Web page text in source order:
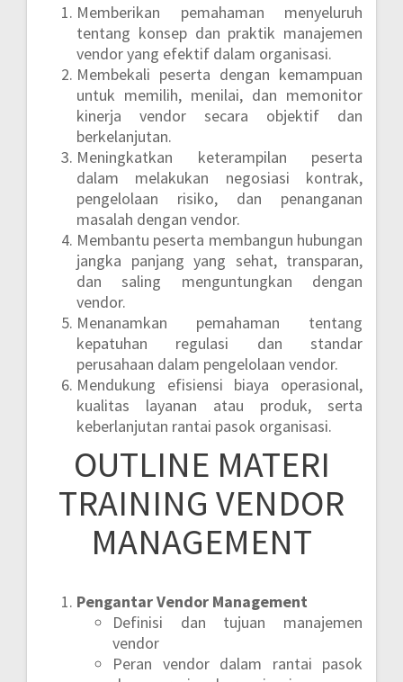
Memberikan pemahaman menyeluruh
tentang konsep dan praktik manajemen
vendor yang efektif dalam organisasi.
Membekali peserta dengan kemampuan
untuk memilih, menilai, dan memonitor
kinerja vendor secara objektif dan
berkelanjutan.
Meningkatkan keterampilan peserta
dalam melakukan negosiasi kontrak,
pengelolaan risiko, dan penanganan
masalah dengan vendor.
Membantu peserta membangun hubungan
jangka panjang yang sehat, transparan,
dan saling menguntungkan dengan
vendor.
Menanamkan pemahaman tentang
kepatuhan regulasi dan standar
perusahaan dalam pengelolaan vendor.
Mendukung efisiensi biaya operasional,
kualitas layanan atau produk, serta
keberlanjutan rantai pasok organisasi.
OUTLINE MATERI
TRAINING VENDOR
MANAGEMENT
Pengantar Vendor Management
Definisi dan tujuan manajemen
vendor
Peran vendor dalam rantai pasok